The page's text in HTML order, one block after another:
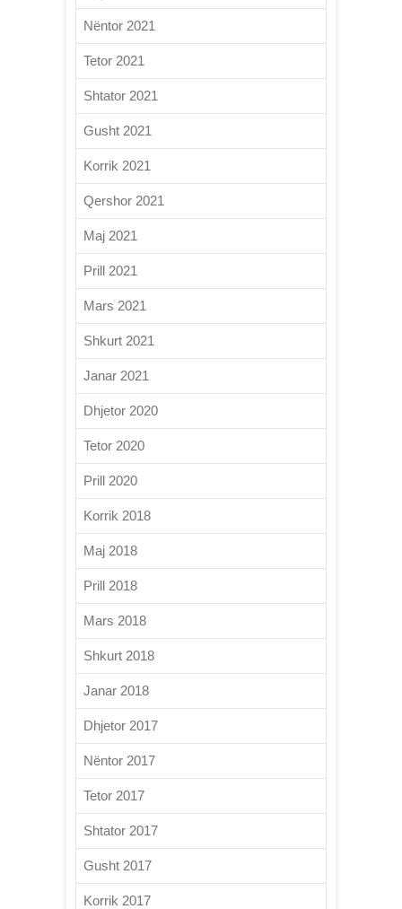
Nëntor 2021
Tetor 2021
Shtator 2021
Gusht 2021
Korrik 2021
Qershor 2021
Maj 2021
Prill 2021
Mars 2021
Shkurt 2021
Janar 2021
Dhjetor 2020
Tetor 2020
Prill 2020
Korrik 2018
Maj 2018
Prill 2018
Mars 2018
Shkurt 2018
Janar 2018
Dhjetor 2017
Nëntor 2017
Tetor 2017
Shtator 2017
Gusht 2017
Korrik 2017